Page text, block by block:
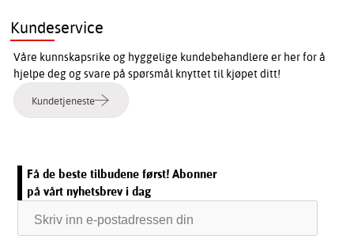
Kundeservice
Våre kunnskapsrike og hyggelige kundebehandlere er her for å
hjelpe deg og svare på spørsmål knyttet til kjøpet ditt!
Kundetjeneste
Få de beste tilbudene først! Abonner
på vårt nyhetsbrev i dag